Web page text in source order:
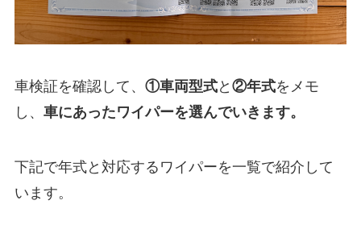
車検証を確認して、 ①車両型式と ②年式をメモ
し、 車にあったワイパーを選んでいきます。
下記で年式と対応するワイパーを一覧で紹介して
います。